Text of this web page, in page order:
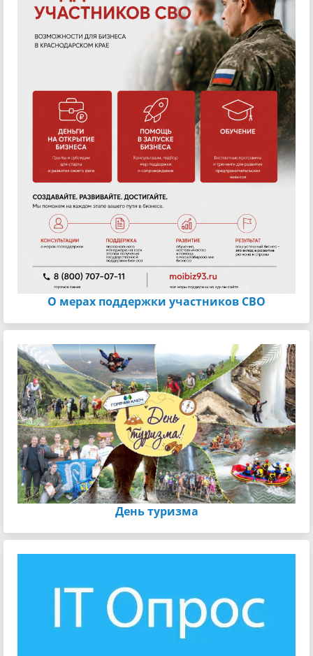
О мерах поддержки участников СВО
День туризма